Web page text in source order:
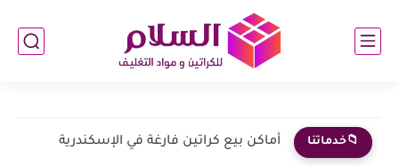
📁خدماتنا